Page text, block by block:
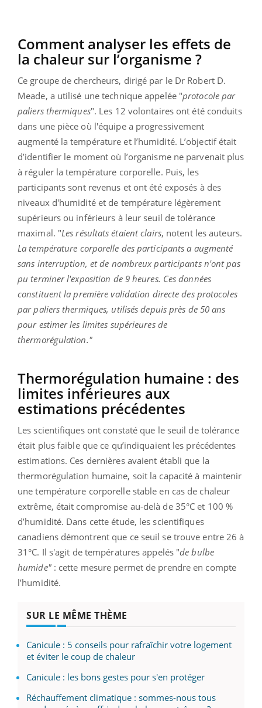
Comment analyser les effets de
la chaleur sur l’organisme ?
Ce groupe de chercheurs, dirigé par le Dr Robert D.
Meade, a utilisé une technique appelée "protocole par
paliers thermiques". Les 12 volontaires ont été conduits
dans une pièce où l'équipe a progressivement
augmenté la température et l’humidité. L’objectif était
d’identifier le moment où l’organisme ne parvenait plus
à réguler la température corporelle. Puis, les
participants sont revenus et ont été exposés à des
niveaux d'humidité et de température légèrement
supérieurs ou inférieurs à leur seuil de tolérance
maximal. "Les résultats étaient clairs, notent les auteurs.
La température corporelle des participants a augmenté
sans interruption, et de nombreux participants n'ont pas
pu terminer l'exposition de 9 heures. Ces données
constituent la première validation directe des protocoles
par paliers thermiques, utilisés depuis près de 50 ans
pour estimer les limites supérieures de
thermorégulation."
Thermorégulation humaine : des
limites inférieures aux
estimations précédentes
Les scientifiques ont constaté que le seuil de tolérance
était plus faible que ce qu’indiquaient les précédentes
estimations. Ces dernières avaient établi que la
thermorégulation humaine, soit la capacité à maintenir
une température corporelle stable en cas de chaleur
extrême, était compromise au-delà de 35°C et 100 %
d’humidité. Dans cette étude, les scientifiques
canadiens démontrent que ce seuil se trouve entre 26 à
31°C. Il s'agit de températures appelés "de bulbe
humide": cette mesure permet de prendre en compte
l’humidité.
SUR LE MÊME THÈME
Canicule : 5 conseils pour rafraîchir votre logement
et éviter le coup de chaleur
Canicule : les bons gestes pour s'en protéger
Réchauffement climatique : sommes-nous tous